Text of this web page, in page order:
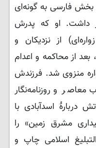
بخش فارسی به گونه‌ای
داشت. او که پدرش
از نزدیکان و
از محاکمه و اعدام
منزوی شد. فرزندش
و روزنامه‌نگار
دربارۀ اسدآبادی با
مشرق زمین» را
اسلامی چاپ و